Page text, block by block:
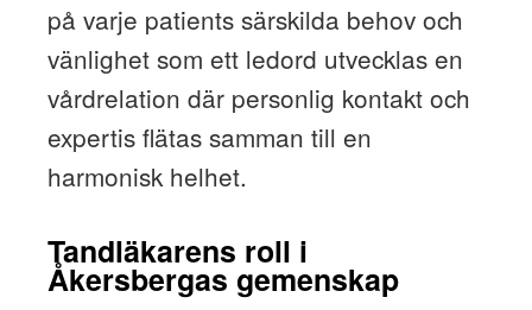
på varje patients särskilda behov och
vänlighet som ett ledord utvecklas en
vårdrelation där personlig kontakt och
expertis flätas samman till en
harmonisk helhet.
Tandläkarens roll i
Åkersbergas gemenskap